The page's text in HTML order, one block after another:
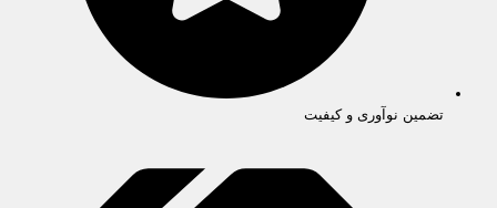
تضمین نوآوری و کیفیت